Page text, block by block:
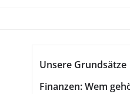
Unsere Grundsätze
Finanzen: Wem